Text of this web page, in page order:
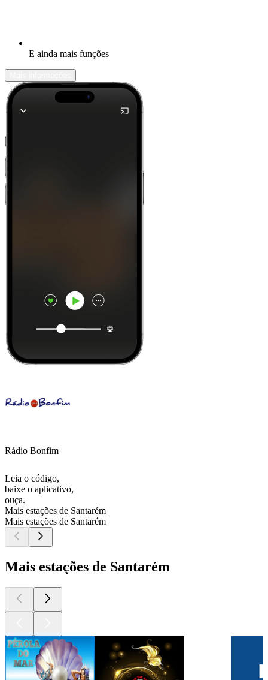
E ainda mais funções
Rádio Bonfim
Leia o código,
baixe o aplicativo,
ouça.
Mais estações de Santarém
Mais estações de Santarém
Mais estações de Santarém